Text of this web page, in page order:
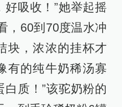
吸收！”她举起摇
，60到70度温水冲
块，浓浓的挂杯才
有的纯牛奶稀汤寡
质！”该驼奶粉的